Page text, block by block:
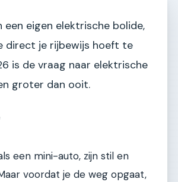
een eigen elektrische bolide,
direct je rijbewijs hoeft te
is de vraag naar elektrische
groter dan ooit.
een mini-auto, zijn stil en
voordat je de weg opgaat,